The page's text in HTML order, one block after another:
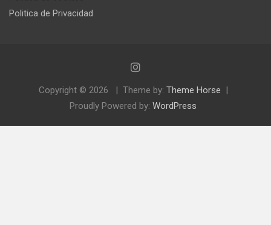
Politica de Privacidad
Copyright © 2026 Theme by: Theme Horse
Proudly Powered by: WordPress